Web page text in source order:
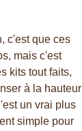
c'est que ces
mais c'est
kits tout faits,
à la hauteur
un vrai plus
simple pour